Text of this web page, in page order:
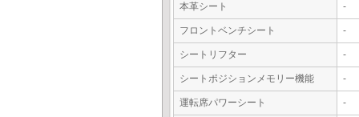
本革シート -
フロントベンチシート -
シートリフター -
シートポジションメモリー機能 -
運転席パワーシート -